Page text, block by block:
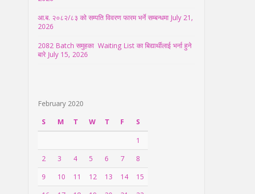
आ.ब. २०८२/८३ को सम्पति विवरण फारम भर्ने सम्बन्धमा July 21,
2026
2082 Batch समुहका Waiting List का बिद्यार्थीलाई भर्ना हुने
बारे July 15, 2026
February 2020
S
M T W T F
S
1
2
3 4 5 6 7
8
9
10 11 12 13 14
15